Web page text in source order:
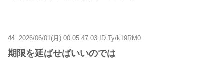
44: 2026/06/01(月) 00:05:47.03 ID:Ty/k19RM0
期限を延ばせばいいのでは